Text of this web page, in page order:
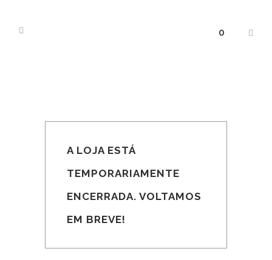
0
A LOJA ESTÁ
TEMPORARIAMENTE
ENCERRADA. VOLTAMOS
EM BREVE!